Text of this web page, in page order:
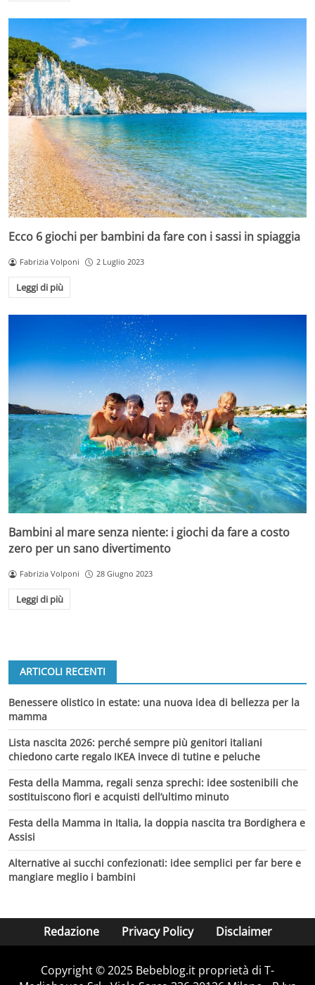
Ecco 6 giochi per bambini da fare con i sassi in spiaggia
Fabrizia Volponi 2 Luglio 2023
Leggi di più
Bambini al mare senza niente: i giochi da fare a costo
zero per un sano divertimento
Fabrizia Volponi 28 Giugno 2023
Leggi di più
ARTICOLI RECENTI
Benessere olistico in estate: una nuova idea di bellezza per la
mamma
Lista nascita 2026: perché sempre più genitori italiani
chiedono carte regalo IKEA invece di tutine e peluche
Festa della Mamma, regali senza sprechi: idee sostenibili che
sostituiscono fiori e acquisti dell’ultimo minuto
Festa della Mamma in Italia, la doppia nascita tra Bordighera e
Assisi
Alternative ai succhi confezionati: idee semplici per far bere e
mangiare meglio i bambini
Redazione Privacy Policy Disclaimer
Copyright © 2025 Bebeblog.it proprietà di T-